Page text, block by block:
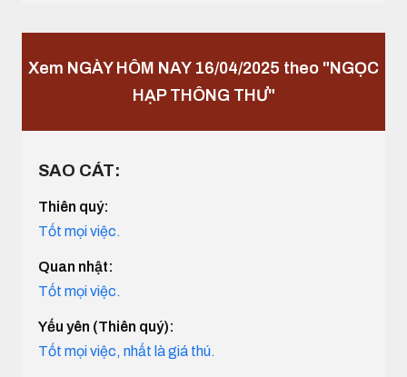
Xem NGÀY HÔM NAY 16/04/2025 theo "NGỌC
HẠP THÔNG THƯ"
SAO CÁT:
Thiên quý:
Tốt mọi việc.
Quan nhật:
Tốt mọi việc.
Yếu yên (Thiên quý):
Tốt mọi việc, nhất là giá thú.